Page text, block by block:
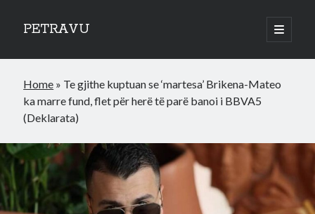
PETRAVU
open
primary
Sidebar
Bank
Credit Cards
Uncategorized
Home » Te gjithe kuptuan se ‘martesa’ Brikena-Mateo
ka marre fund, flet për herë të parë banoi i BBVA5
(Deklarata)